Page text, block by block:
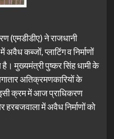
(एमडीडीए) ने राजधानी
कब्जों, प्लाटिंग व निर्माणों
मुख्यमंत्री पुष्कर सिंह धामी के
अतिक्रमणकारियों के
क्रम में आज प्राधिकरण
हरबजवाला में अवैध निर्माणों को